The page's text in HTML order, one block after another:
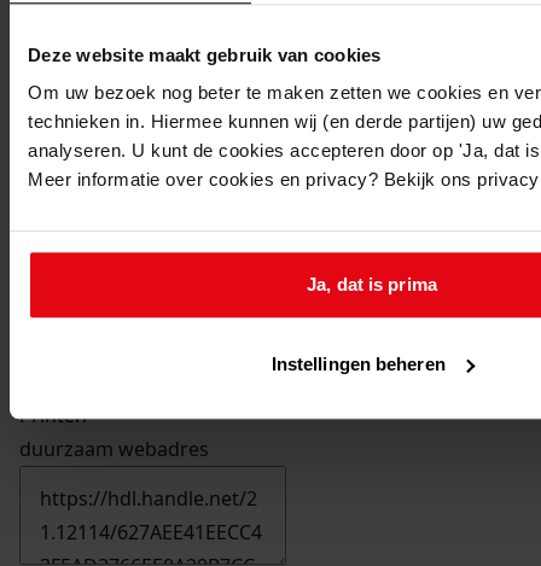
Deze website maakt gebruik van cookies
Om uw bezoek nog beter te maken zetten we cookies en
technieken in. Hiermee kunnen wij (en derde partijen) uw
analyseren. U kunt de cookies accepteren door op 'Ja, dat
Meer informatie over cookies en privacy? Bekijk ons
Ja, dat is prima
Instellingen beheren
Printen
duurzaam webadres